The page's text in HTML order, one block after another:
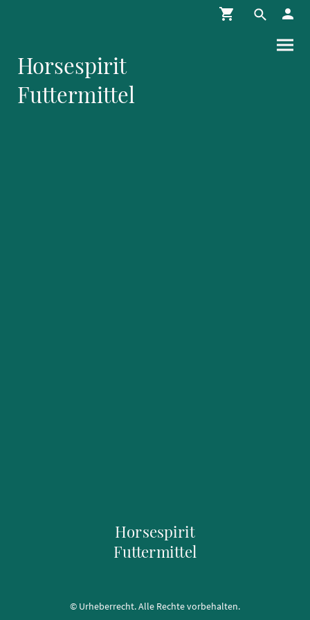
Horsespirit
Futtermittel
Horsespirit
Futtermittel
© Urheberrecht. Alle Rechte vorbehalten.